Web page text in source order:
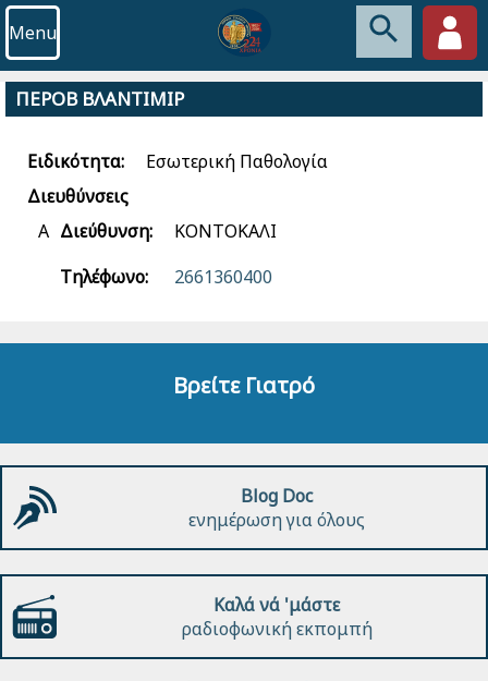
Menu
ΠΕΡΟΒ ΒΛΑΝΤΙΜΙΡ
Ειδικότητα:
Εσωτερική Παθολογία
Διευθύνσεις
Α Διεύθυνση:
ΚΟΝΤΟΚΑΛΙ
Τηλέφωνο:
2661360400
Βρείτε Γιατρό
Blog Doc
ενημέρωση για όλους
Καλά νά 'μάστε
ραδιοφωνική εκπομπή